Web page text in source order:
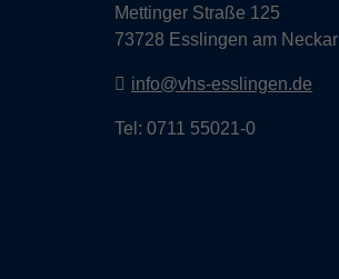
Mettinger Straße 125
73728 Esslingen am Neckar
info@vhs-esslingen.de
Tel: 0711 55021-0